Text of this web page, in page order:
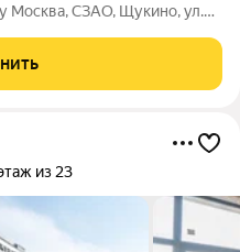
Москва, СЗАО, Щукино, ул.
по которому построен дом
из 23